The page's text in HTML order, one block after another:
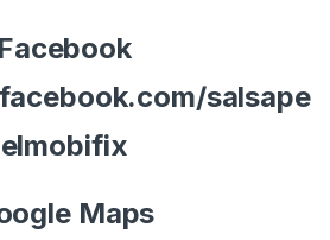
Facebook
salsape
elmobifix
Maps